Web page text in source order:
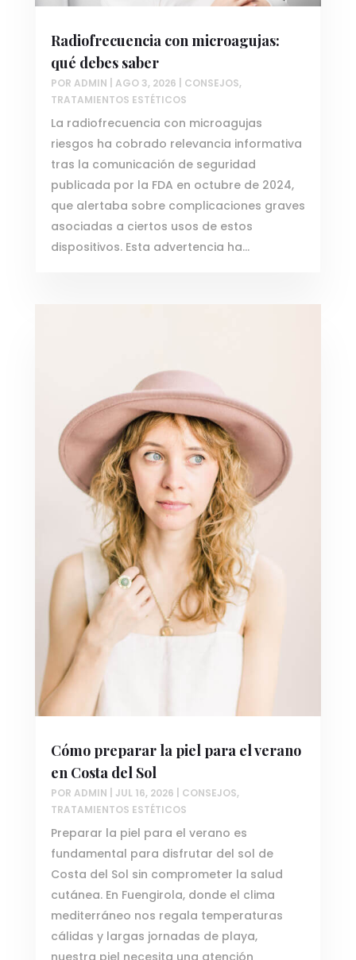
Radiofrecuencia con microagujas:
qué debes saber
POR ADMIN AGO 3, 2026 CONSEJOS,
TRATAMIENTOS ESTÉTICOS
La radiofrecuencia con microagujas
riesgos ha cobrado relevancia informativa
tras la comunicación de seguridad
publicada por la FDA en octubre de 2024,
que alertaba sobre complicaciones graves
asociadas a ciertos usos de estos
dispositivos. Esta advertencia ha...
Cómo preparar la piel para el verano
en Costa del Sol
POR ADMIN JUL 16, 2026 CONSEJOS,
TRATAMIENTOS ESTÉTICOS
Preparar la piel para el verano es
fundamental para disfrutar del sol de
Costa del Sol sin comprometer la salud
cutánea. En Fuengirola, donde el clima
mediterráneo nos regala temperaturas
cálidas y largas jornadas de playa,